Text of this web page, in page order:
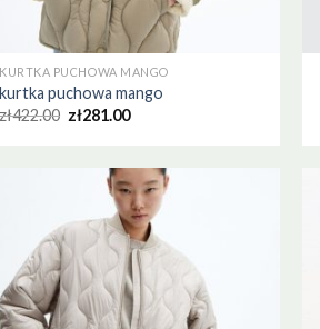
KURTKA PUCHOWA MANGO
kurtka puchowa mango
zł422.00 zł281.00